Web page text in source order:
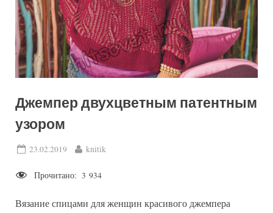
Джемпер двухцветным патентным
узором
Posted
23.02.2019 By
knitik
Прочитано: 3 934
Вязание спицами для женщин красивого джемпера